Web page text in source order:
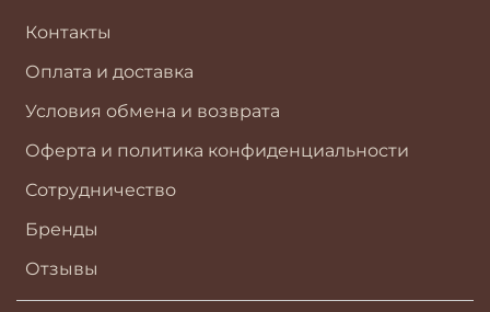
Контакты
Оплата и доставка
Условия обмена и возврата
Оферта и политика конфиденциальности
Сотрудничество
Бренды
Отзывы